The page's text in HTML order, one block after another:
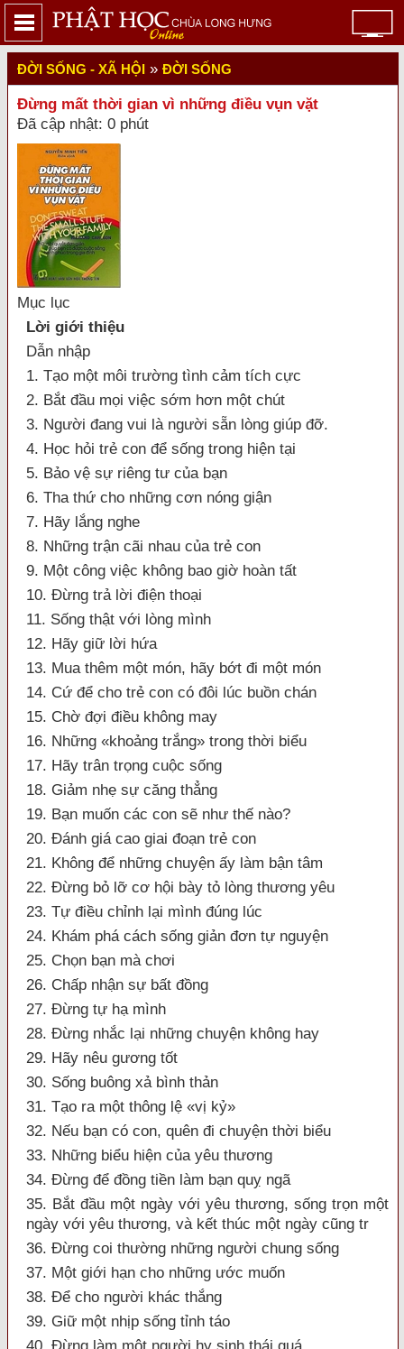
ĐỜI SỐNG - XÃ HỘI » ĐỜI SỐNG
Đừng mất thời gian vì những điều vụn vặt
Đã cập nhật: 0 phút
Mục lục
Lời giới thiệu
Dẫn nhập
1. Tạo một môi trường tình cảm tích cực
2. Bắt đầu mọi việc sớm hơn một chút
3. Người đang vui là người sẵn lòng giúp đỡ.
4. Học hỏi trẻ con để sống trong hiện tại
5. Bảo vệ sự riêng tư của bạn
6. Tha thứ cho những cơn nóng giận
7. Hãy lắng nghe
8. Những trận cãi nhau của trẻ con
9. Một công việc không bao giờ hoàn tất
10. Đừng trả lời điện thoại
11. Sống thật với lòng mình
12. Hãy giữ lời hứa
13. Mua thêm một món, hãy bớt đi một món
14. Cứ để cho trẻ con có đôi lúc buồn chán
15. Chờ đợi điều không may
16. Những «khoảng trắng» trong thời biểu
17. Hãy trân trọng cuộc sống
18. Giảm nhẹ sự căng thẳng
19. Bạn muốn các con sẽ như thế nào?
20. Đánh giá cao giai đoạn trẻ con
21. Không để những chuyện ấy làm bận tâm
22. Đừng bỏ lỡ cơ hội bày tỏ lòng thương yêu
23. Tự điều chỉnh lại mình đúng lúc
24. Khám phá cách sống giản đơn tự nguyện
25. Chọn bạn mà chơi
26. Chấp nhận sự bất đồng
27. Đừng tự hạ mình
28. Đừng nhắc lại những chuyện không hay
29. Hãy nêu gương tốt
30. Sống buông xả bình thản
31. Tạo ra một thông lệ «vị kỷ»
32. Nếu bạn có con, quên đi chuyện thời biểu
33. Những biểu hiện của yêu thương
34. Đừng để đồng tiền làm bạn quỵ ngã
35. Bắt đầu một ngày với yêu thương, sống trọn một
ngày với yêu thương, và kết thúc một ngày cũng tr
36. Đừng coi thường những người chung sống
37. Một giới hạn cho những ước muốn
38. Để cho người khác thắng
39. Giữ một nhịp sống tỉnh táo